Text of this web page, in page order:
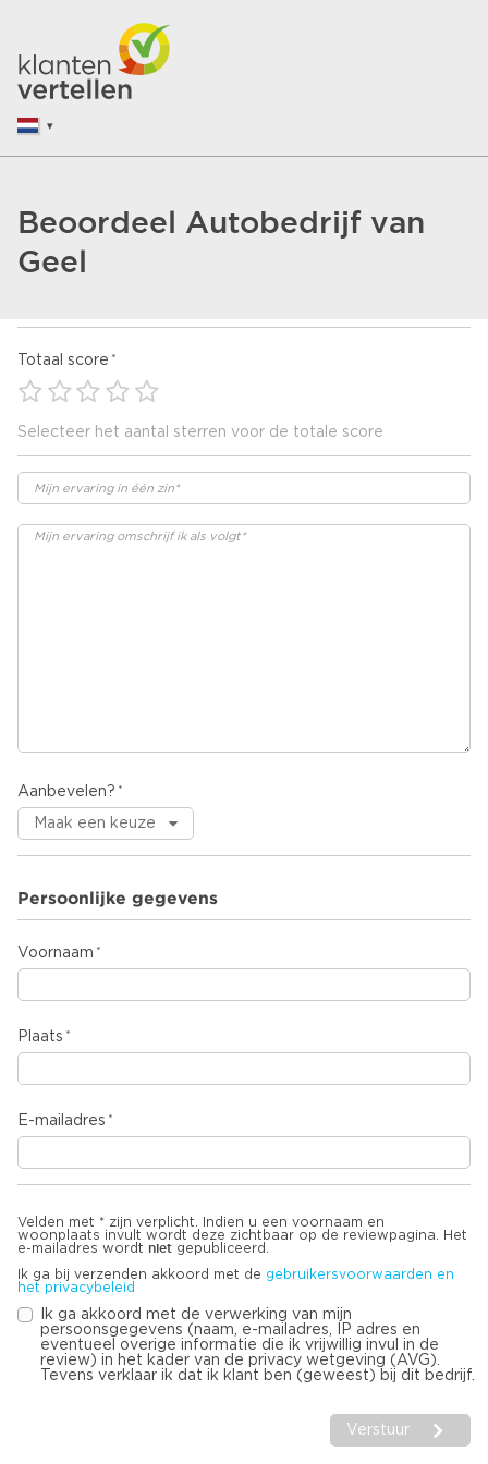
Beoordeel Autobedrijf van
Geel
Totaal score
Selecteer het aantal sterren voor de totale score
Aanbevelen?
Persoonlijke gegevens
Voornaam
Plaats
E-mailadres
Velden met * zijn verplicht. Indien u een voornaam en
woonplaats invult wordt deze zichtbaar op de reviewpagina. Het
e-mailadres wordt niet gepubliceerd.
Ik ga bij verzenden akkoord met de gebruikersvoorwaarden en
het privacybeleid
Ik ga akkoord met de verwerking van mijn
persoonsgegevens (naam, e-mailadres, IP adres en
eventueel overige informatie die ik vrijwillig invul in de
review) in het kader van de privacy wetgeving (AVG).
Tevens verklaar ik dat ik klant ben (geweest) bij dit bedrijf.
Verstuur